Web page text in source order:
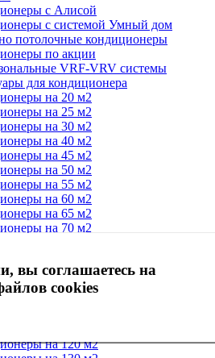
вы соглашаетесь на
cookies
с Алисой
с системой Умный дом
потолочные кондиционеры
по акции
VRF-VRV системы
для кондиционера
на 20 м2
на 25 м2
на 30 м2
на 40 м2
на 45 м2
на 50 м2
на 55 м2
на 60 м2
на 65 м2
на 70 м2
на 85 м2
на 90 м2
на 95 м2
на 120 м2